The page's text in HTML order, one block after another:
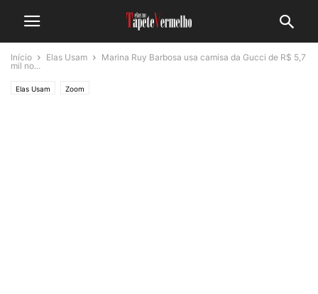
Início Elas Usam
Marina Ruy Barbosa usa camisa da Gucci de R$ 5,7
mil no...
Elas Usam Zoom